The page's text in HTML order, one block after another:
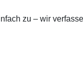
zu – wir